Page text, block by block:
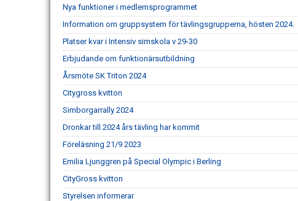
Nya funktioner i medlemsprogrammet
Information om gruppsystem för tävlingsgrupperna, hösten 2024.
Platser kvar i Intensiv simskola v 29-30
Erbjudande om funktionärsutbildning
Årsmöte SK Triton 2024
Citygross kvitton
Simborgarrally 2024
Dronkar till 2024 års tävling har kommit
Föreläsning 21/9 2023
Emilia Ljunggren på Special Olympic i Berling
CityGross kvitton
Styrelsen informerar